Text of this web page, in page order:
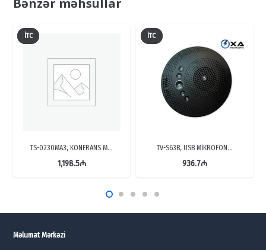
Bənzər məhsullar
İTC
TS-0230MA3, KONFRANS M…
1,198.5₼
İTC
TV-S63B, USB MİKROFON…
936.7₼
Məlumat Mərkəzi